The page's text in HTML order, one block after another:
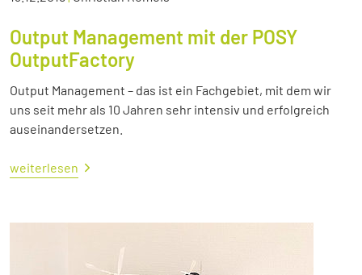
Output Management mit der POSY
OutputFactory
Output Management – das ist ein Fachgebiet, mit dem wir
uns seit mehr als 10 Jahren sehr intensiv und erfolgreich
auseinandersetzen.
weiterlesen